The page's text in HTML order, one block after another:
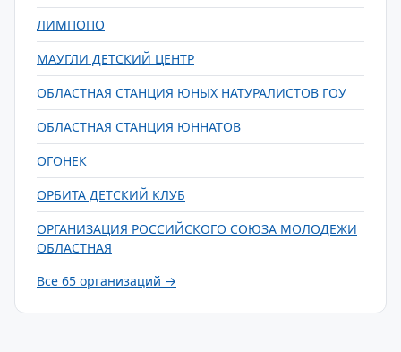
ЛИМПОПО
МАУГЛИ ДЕТСКИЙ ЦЕНТР
ОБЛАСТНАЯ СТАНЦИЯ ЮНЫХ НАТУРАЛИСТОВ ГОУ
ОБЛАСТНАЯ СТАНЦИЯ ЮННАТОВ
ОГОНЕК
ОРБИТА ДЕТСКИЙ КЛУБ
ОРГАНИЗАЦИЯ РОССИЙСКОГО СОЮЗА МОЛОДЕЖИ
ОБЛАСТНАЯ
Все 65 организаций →